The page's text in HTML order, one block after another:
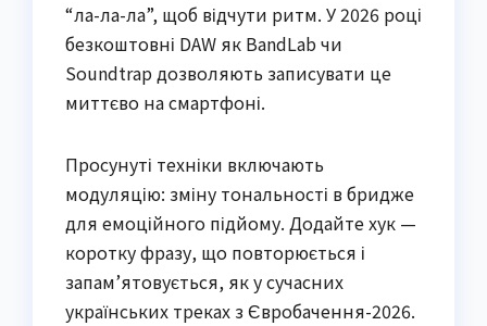
“ла-ла-ла”, щоб відчути ритм. У 2026 році
безкоштовні DAW як BandLab чи
Soundtrap дозволяють записувати це
миттєво на смартфоні.
Просунуті техніки включають
модуляцію: зміну тональності в бридже
для емоційного підйому. Додайте хук —
коротку фразу, що повторюється і
запам’ятовується, як у сучасних
українських треках з Євробачення-2026.